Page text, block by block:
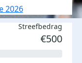
2026
Streefbedrag
€500